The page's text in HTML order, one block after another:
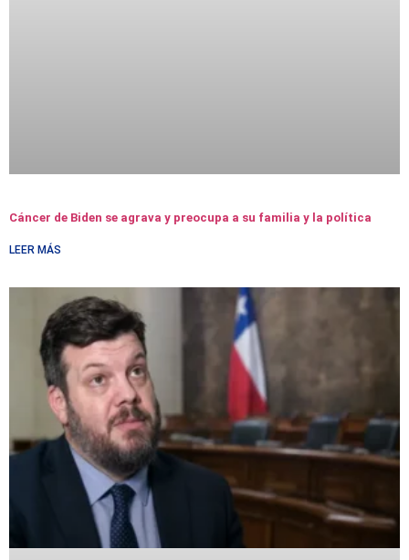
Cáncer de Biden se agrava y preocupa a su familia y la política
LEER MÁS